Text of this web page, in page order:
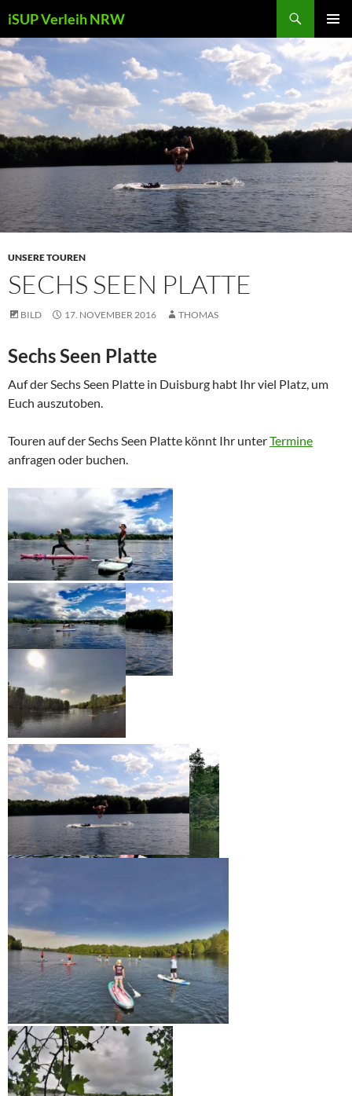
Inhalt
springen
iSUP Verleih NRW
MENÜ
UNSERE TOUREN
SECHS SEEN PLATTE
BILD 17. NOVEMBER 2016 THOMAS
Sechs Seen Platte
Auf der Sechs Seen Platte in Duisburg habt Ihr viel Platz, um
Euch auszutoben.
Touren auf der Sechs Seen Platte könnt Ihr unterTermine
anfragen oder buchen.